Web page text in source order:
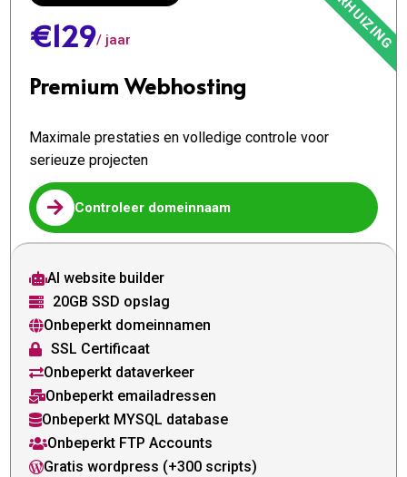
€129/ jaar
Premium Webhosting
Maximale prestaties en volledige controle voor
serieuze projecten
 Controleer domeinnaam
AI website builder
 20GB SSD opslag
Onbeperkt domeinnamen
 SSL Certificaat
Onbeperkt dataverkeer
Onbeperkt emailadressen
Onbeperkt MYSQL database
Onbeperkt FTP Accounts
Gratis wordpress (+300 scripts)